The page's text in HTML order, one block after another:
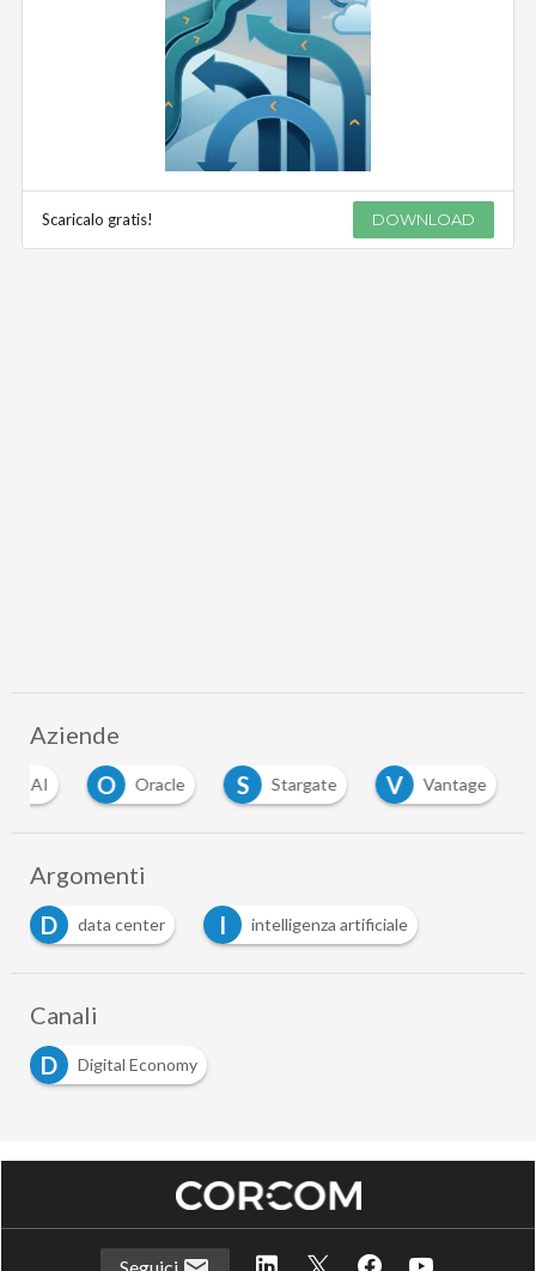
Scaricalo gratis! DOWNLOAD
Aziende
O Oracle S Stargate V Vantage
Argomenti
D
data center I intelligenza artificiale
Canali
D
Digital Economy
Seguici